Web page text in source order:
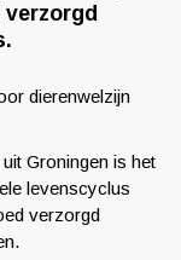
dierenwelzijn
Groningen is het
levenscyclus
verzorgd